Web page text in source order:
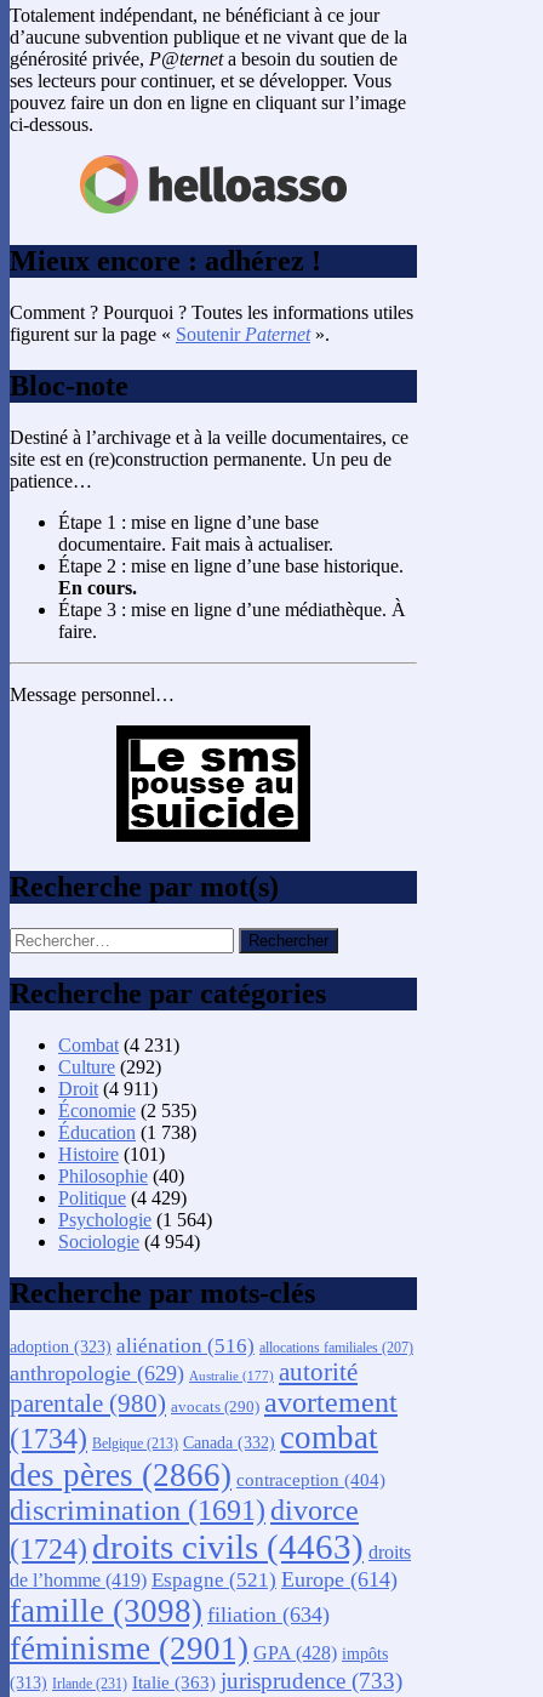
Totalement indépendant, ne bénéficiant à ce jour
d’aucune subvention publique et ne vivant que de la
générosité privée, P@terneta besoin du soutien de
ses lecteurs pour continuer, et se développer. Vous
pouvez faire un don en ligne en cliquant sur l’image
ci-dessous.
Mieux encore : adhérez !
Comment ? Pourquoi ? Toutes les informations utiles
figurent sur la page « Soutenir Paternet».
Bloc-note
Destiné à l’archivage et à la veille documentaires, ce
site est en (re)construction permanente. Un peu de
patience…
Étape 1 : mise en ligne d’une base
documentaire. Fait mais à actualiser.
Étape 2 : mise en ligne d’une base historique.
En cours.
Étape 3 : mise en ligne d’une médiathèque. À
faire.
Message personnel…
Recherche par mot(s)
Rechercher :
Recherche par catégories
Combat (4 231)
Culture (292)
Droit (4 911)
Économie (2 535)
Éducation (1 738)
Histoire (101)
Philosophie (40)
Politique (4 429)
Psychologie (1 564)
Sociologie (4 954)
Recherche par mots-clés
adoption (323) aliénation (516) allocations familiales (207)
anthropologie (629) Australie (177) autorité
parentale (980) avocats (290) avortement
(1734) Belgique (213) Canada (332) combat
des pères (2866) contraception (404)
discrimination (1691) divorce
(1724) droits civils (4463) droits
de l’homme (419) Espagne (521) Europe (614)
famille (3098) filiation (634)
féminisme (2901) GPA (428) impôts
(313) Irlande (231) Italie (363) jurisprudence (733)